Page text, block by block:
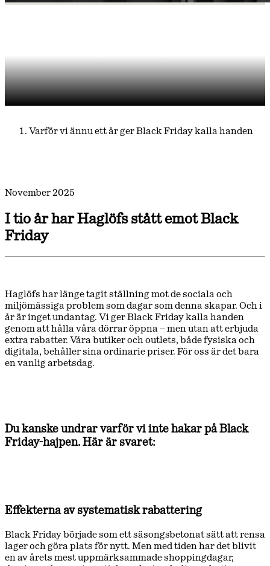
Varför vi ännu ett år ger Black Friday kalla handen
November 2025
I tio år har Haglöfs stått emot Black
Friday
Haglöfs har länge tagit ställning mot de sociala och
miljömässiga problem som dagar som denna skapar. Och i
år är inget undantag. Vi ger Black Friday kalla handen
genom att hålla våra dörrar öppna – men utan att erbjuda
extra rabatter. Våra butiker och outlets, både fysiska och
digitala, behåller sina ordinarie priser. För oss är det bara
en vanlig arbetsdag.
Du kanske undrar varför vi inte hakar på Black
Friday-hajpen. Här är svaret:
Effekterna av systematisk rabattering
Black Friday började som ett säsongsbetonat sätt att rensa
lager och göra plats för nytt. Men med tiden har det blivit
en av årets mest uppmärksammade shoppingdagar,